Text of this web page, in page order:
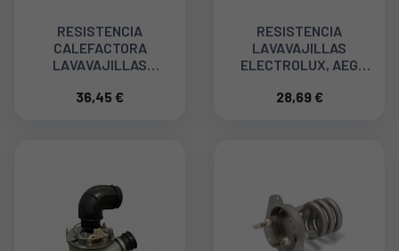
RESISTENCIA
CALEFACTORA
LAVAVAJILLAS
140002162232
36,45 €
RESISTENCIA
LAVAVAJILLAS
ELECTROLUX, AEG
28,69 €